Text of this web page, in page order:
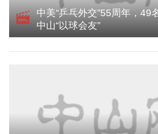
中美“乒乓外交”55周年，49
中山“以球会友”